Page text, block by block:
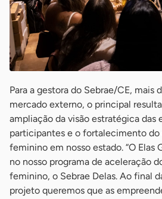
Para a gestora do Sebrae/CE, mais
mercado externo, o principal
ampliação da visão estratégica das
participantes e o fortalecimento
feminino em nosso estado. “O Elas
no nosso programa de aceleração
feminino, o Sebrae Delas. Ao final
projeto queremos que as